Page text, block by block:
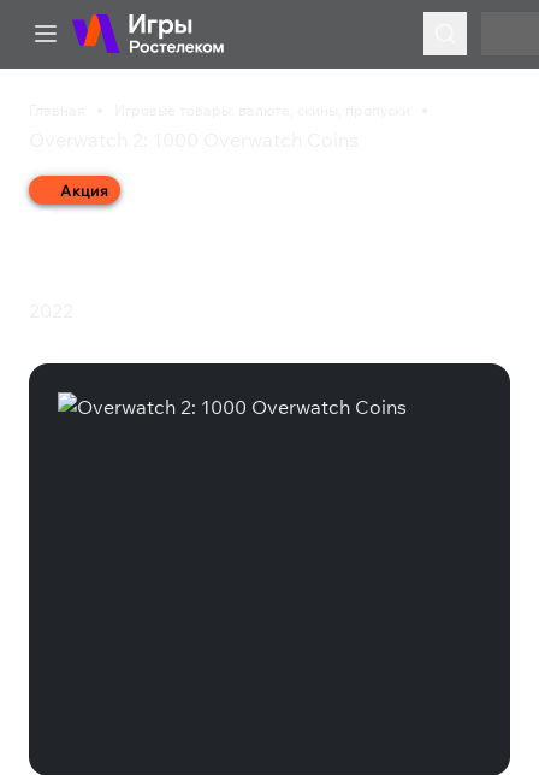
Акция
Overwatch 2: 1000